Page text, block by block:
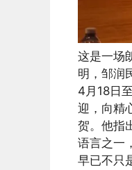
这是一场
明，邹润
4月18日
迎，向精
贺。他指
语言之一
早已不只